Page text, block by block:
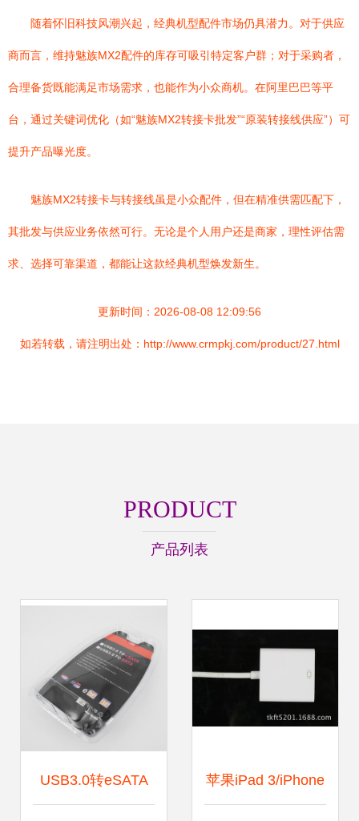
随着怀旧科技风潮兴起，经典机型配件市场仍具潜力。对于供应
商而言，维持魅族MX2配件的库存可吸引特定客户群；对于采购者，
合理备货既能满足市场需求，也能作为小众商机。在阿里巴巴等平
台，通过关键词优化（如“魅族MX2转接卡批发”“原装转接线供应”）可
提升产品曝光度。
魅族MX2转接卡与转接线虽是小众配件，但在精准供需匹配下，
其批发与供应业务依然可行。无论是个人用户还是商家，理性评估需
求、选择可靠渠道，都能让这款经典机型焕发新生。
更新时间：2026-08-08 12:09:56
如若转载，请注明出处：http://www.crmpkj.com/product/27.html
PRODUCT
产品列表
USB3.0转eSATA 苹果iPad 3/iPhone